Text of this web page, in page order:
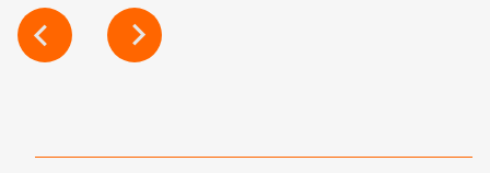
NAVIGATION
DE